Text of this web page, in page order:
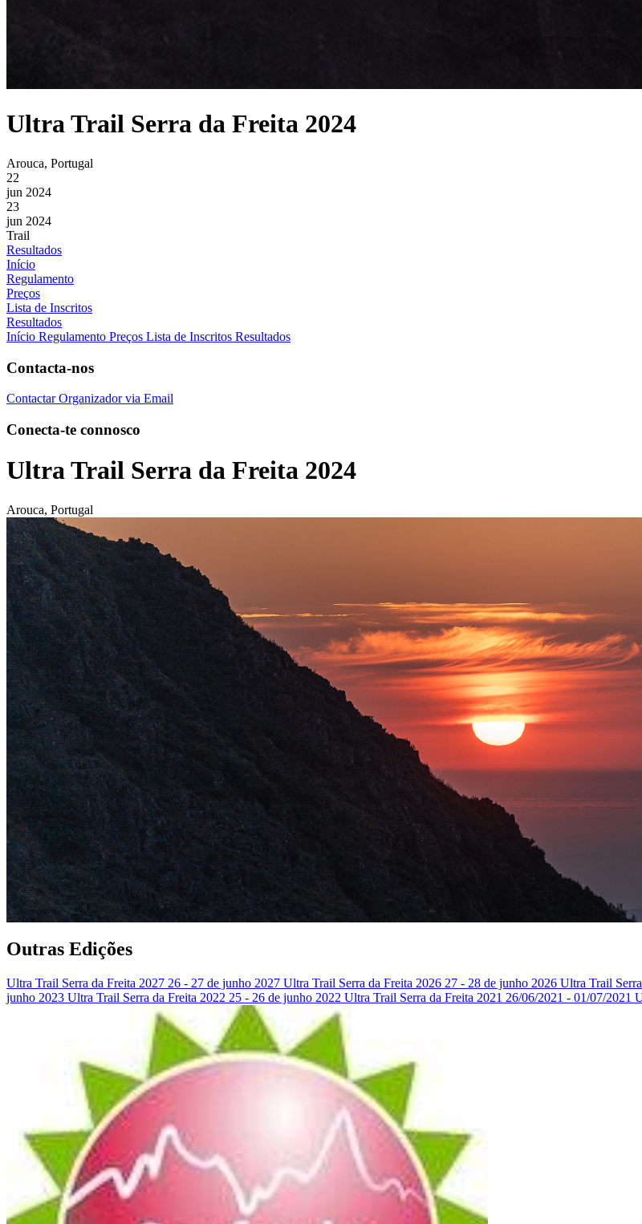
Ultra Trail Serra da Freita 2024
Arouca, Portugal
22
jun 2024
23
jun 2024
Trail
Resultados
Início
Regulamento
Preços
Lista de Inscritos
Resultados
Início Regulamento Preços Lista de Inscritos Resultados
Contacta-nos
Contactar Organizador via Email
Conecta-te connosco
Ultra Trail Serra da Freita 2024
Arouca, Portugal
Outras Edições
Ultra Trail Serra da Freita 2027 26 - 27 de junho 2027 Ultra Trail Serra da Freita 2026 27 - 28 de junho 2026 Ultra Trail
junho 2023 Ultra Trail Serra da Freita 2022 25 - 26 de junho 2022 Ultra Trail Serra da Freita 2021 26/06/2021 - 01/07/2021